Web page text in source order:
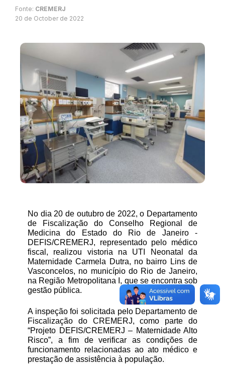
Fonte: CREMERJ
20 de October de 2022
No dia 20 de outubro de 2022, o Departamento
de Fiscalização do Conselho Regional de
Medicina do Estado do Rio de Janeiro -
DEFIS/CREMERJ, representado pelo médico
fiscal, realizou vistoria na UTI Neonatal da
Maternidade Carmela Dutra, no bairro Lins de
Vasconcelos, no município do Rio de Janeiro,
na Região Metropolitana I, que se encontra sob
gestão pública.
A inspeção foi solicitada pelo Departamento de
Fiscalização do CREMERJ,como parte do
“Projeto DEFIS/CREMERJ – Maternidade Alto
Risco”, a fim de verificar as condições de
funcionamento relacionadas ao ato médico e
prestação de assistência à população.